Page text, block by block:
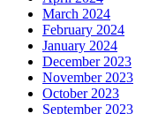
March 2024
February 2024
January 2024
December 2023
November 2023
October 2023
September 2023